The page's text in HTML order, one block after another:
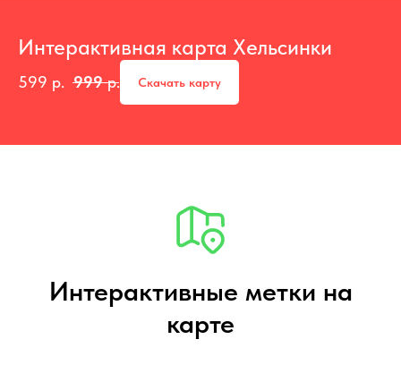
Интерактивная карта Хельсинки
599 р. 999 р. Скачать карту
Интерактивные метки на
карте